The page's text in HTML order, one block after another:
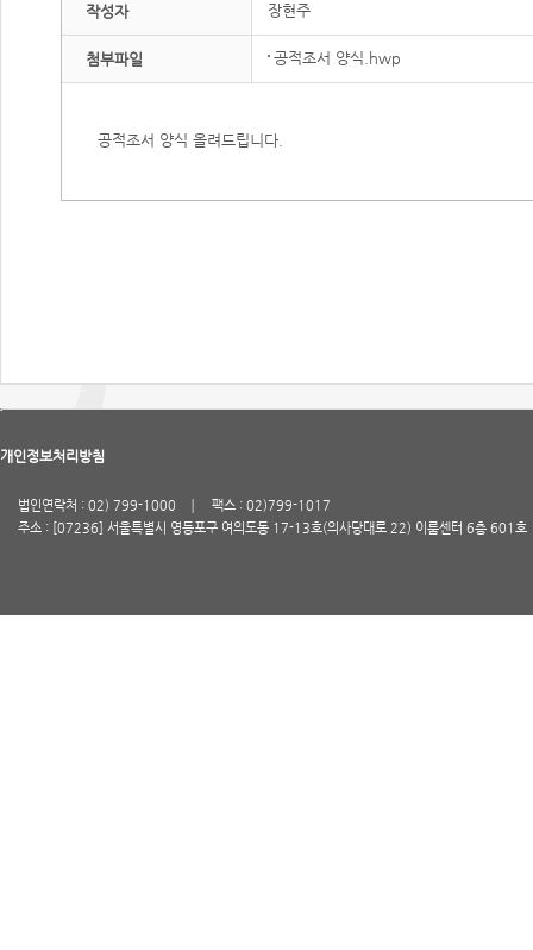
작성자 장현주
첨부파일 공적조서 양식.hwp
공적조서 양식 올려드립니다.
개인정보처리방침
법인연락처 : 02) 799-1000
팩스 : 02)799-1017
주소 : [07236] 서울특별시 영등포구 여의도동 17-13호(의사당대로 22) 이룸센터 6층 601호